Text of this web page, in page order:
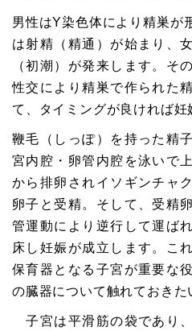
男性はY染色体により精巣が
は射精（精通）が始まり、
（初潮）が発来します。そ
性交により精巣で作られた
て、タイミングが良ければ妊
鞭毛（しっぽ）を持った精
宮内腔・卵管内腔を泳いで
から排卵されイソギンチャ
卵子と受精。そして、受精
管運動により逆行して運ば
床し妊娠が成立します。こ
保育器となる子宮が重要な
の臓器について触れておきた
子宮は平滑筋の袋であり